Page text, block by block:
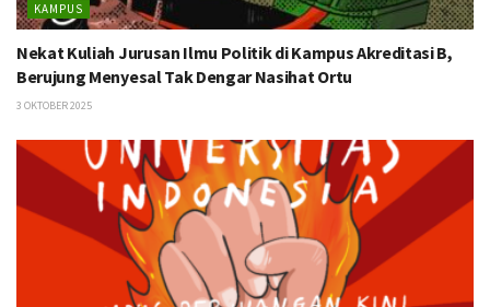
KAMPUS
Nekat Kuliah Jurusan Ilmu Politik di Kampus Akreditasi B,
Berujung Menyesal Tak Dengar Nasihat Ortu
3 OKTOBER 2025